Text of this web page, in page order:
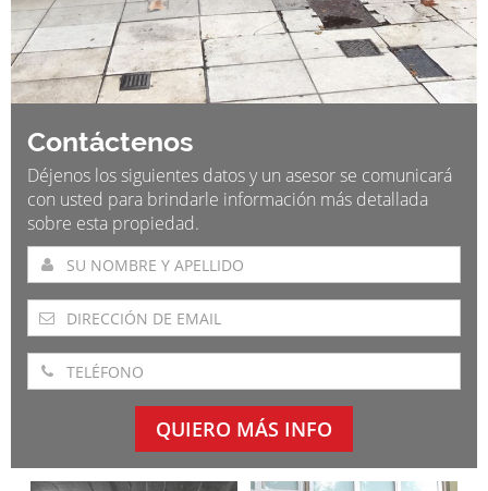
Contáctenos
Déjenos los siguientes datos y un asesor se comunicará
con usted para brindarle información más detallada
sobre esta propiedad.
QUIERO MÁS INFO